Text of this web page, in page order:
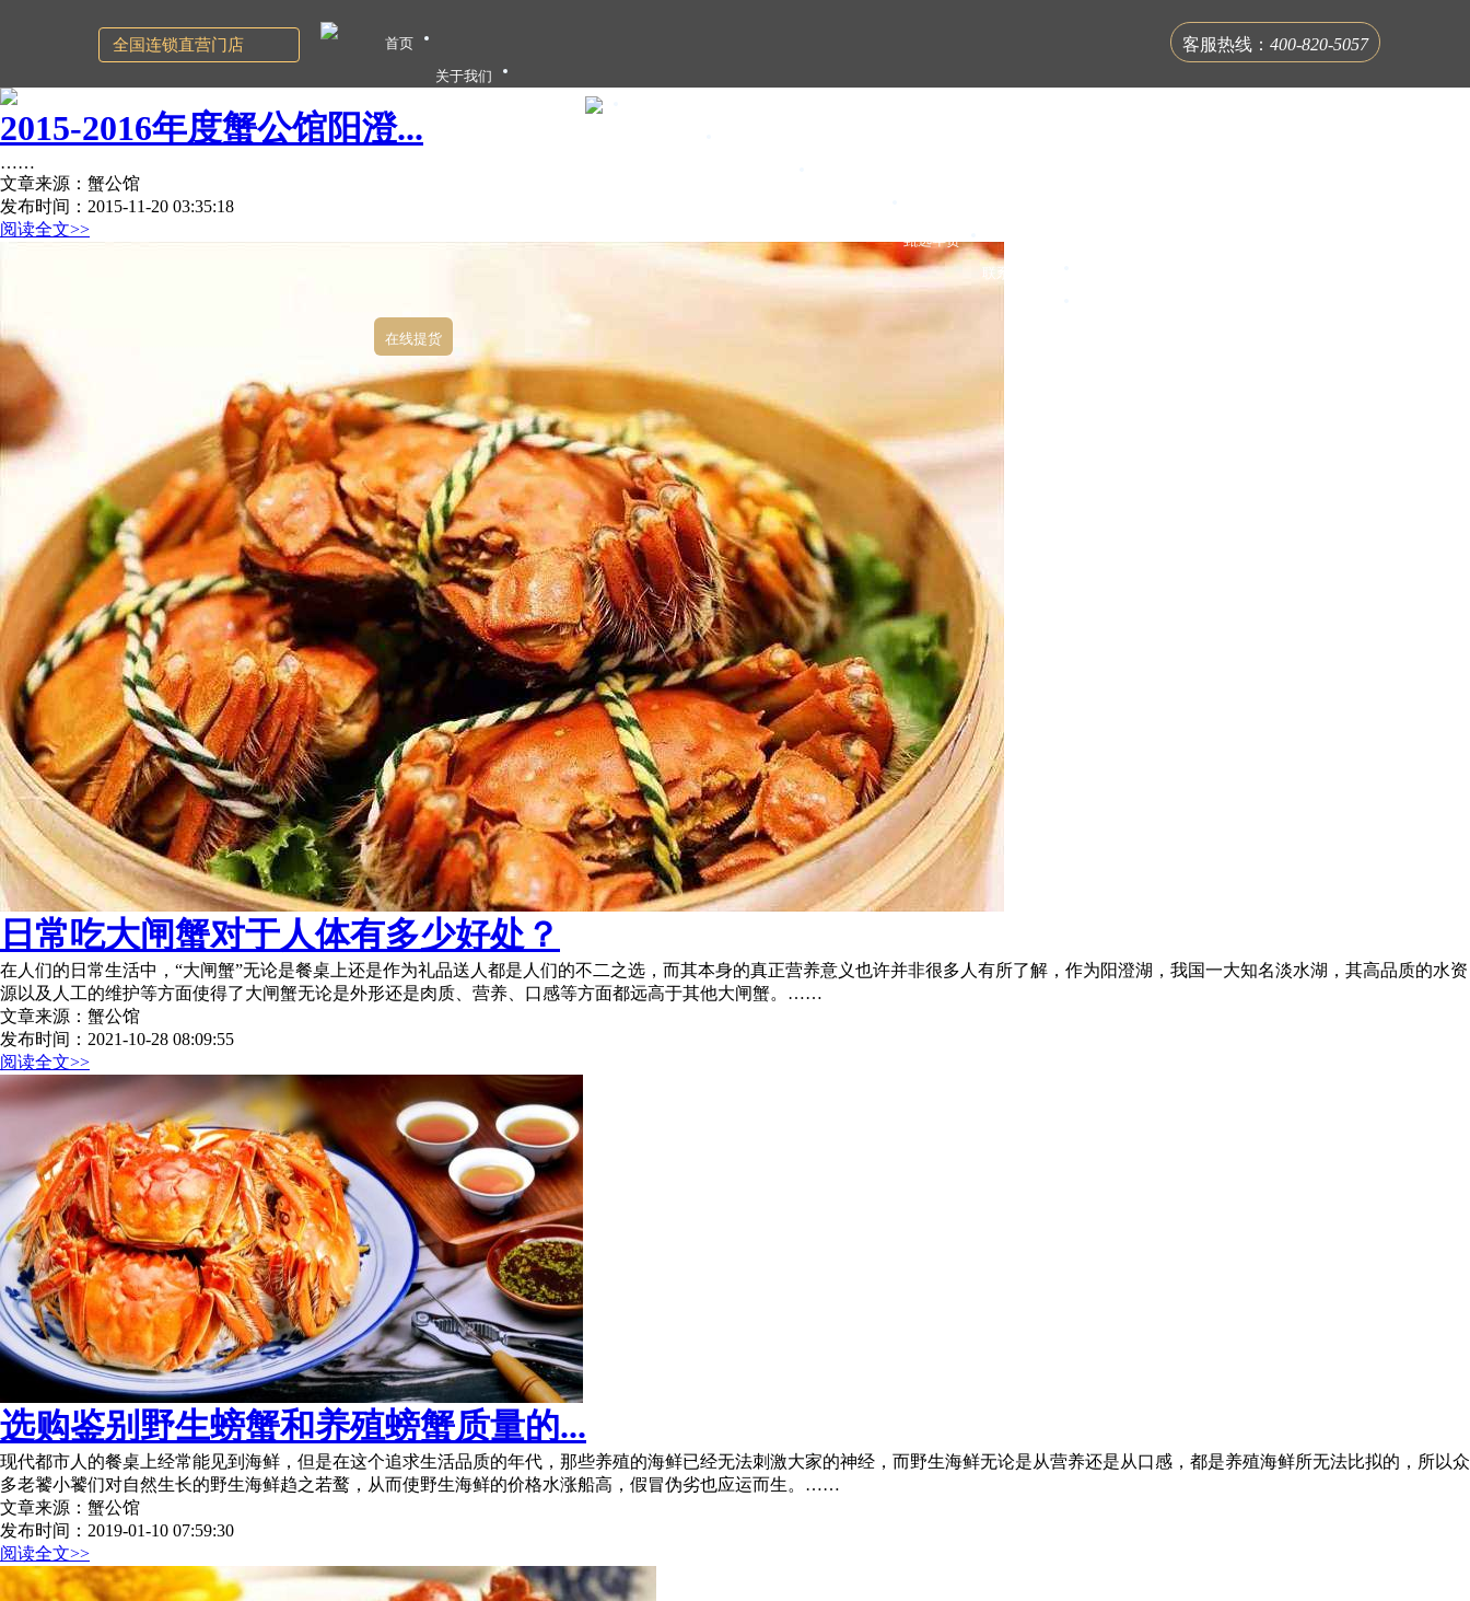
2015-2016年度蟹公馆阳澄...
……
文章来源：蟹公馆
发布时间：2015-11-20 03:35:18
阅读全文>>
日常吃大闸蟹对于人体有多少好处？
在人们的日常生活中，“大闸蟹”无论是餐桌上还是作为礼品送人都是人们的不二之选，而其本身的真正营养意义也许并非很多人有所了解，作为阳澄湖，我国一大知名淡水湖，其高品质的水资
源以及人工的维护等方面使得了大闸蟹无论是外形还是肉质、营养、口感等方面都远高于其他大闸蟹。……
文章来源：蟹公馆
发布时间：2021-10-28 08:09:55
阅读全文>>
选购鉴别野生螃蟹和养殖螃蟹质量的...
现代都市人的餐桌上经常能见到海鲜，但是在这个追求生活品质的年代，那些养殖的海鲜已经无法刺激大家的神经，而野生海鲜无论是从营养还是从口感，都是养殖海鲜所无法比拟的，所以众
多老饕小饕们对自然生长的野生海鲜趋之若鹜，从而使野生海鲜的价格水涨船高，假冒伪劣也应运而生。……
文章来源：蟹公馆
发布时间：2019-01-10 07:59:30
阅读全文>>
全国连锁直营门店
首页
关于我们
甄选年货
联系蟹公馆
在线提货
客服热线： 400-820-5057